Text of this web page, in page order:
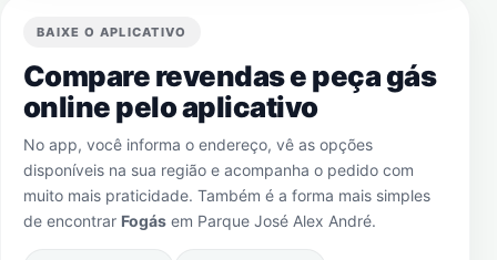
BAIXE O APLICATIVO
Compare revendas e peça gás
online pelo aplicativo
No app, você informa o endereço, vê as opções
disponíveis na sua região e acompanha o pedido com
muito mais praticidade. Também é a forma mais simples
de encontrar Fogás em Parque José Alex André.